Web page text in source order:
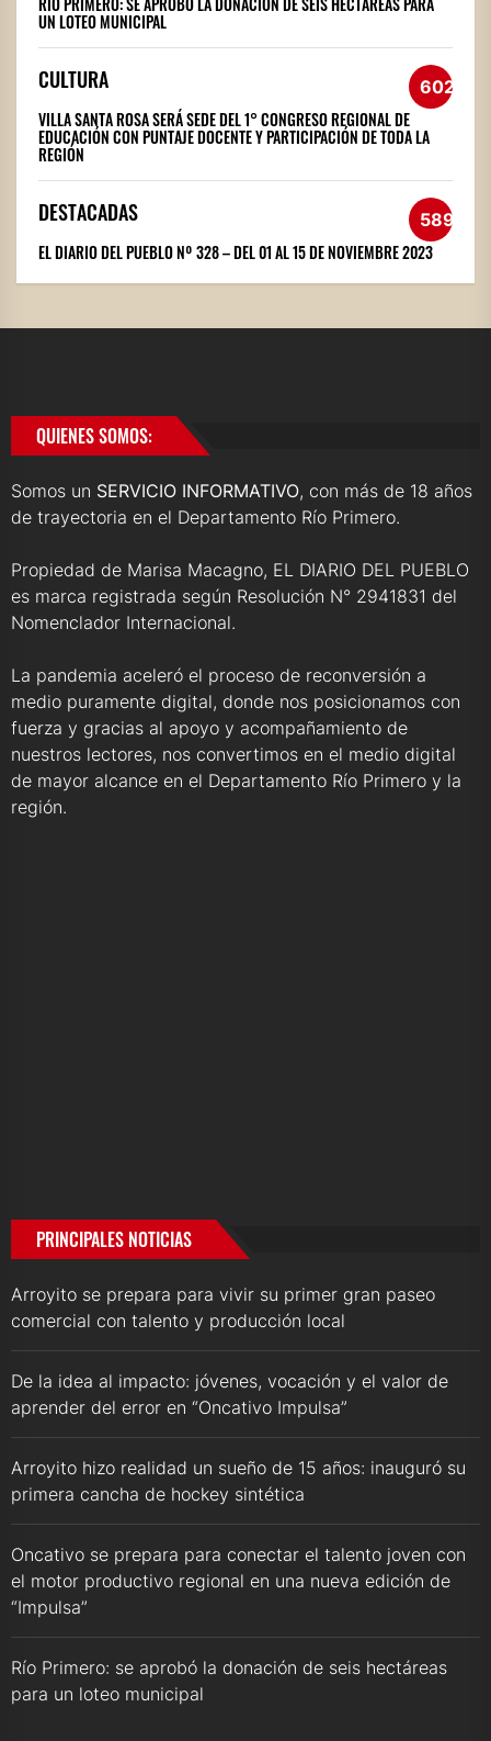
UN LOTEO MUNICIPAL
CULTURA 602
VILLA SANTA ROSA SERÁ SEDE DEL 1° CONGRESO REGIONAL DE
EDUCACIÓN CON PUNTAJE DOCENTE Y PARTICIPACIÓN DE TODA LA
REGIÓN
DESTACADAS 589
EL DIARIO DEL PUEBLO Nº 328 – DEL 01 AL 15 DE NOVIEMBRE 2023
QUIENES SOMOS:
Somos un SERVICIO INFORMATIVO, con más de 18 años
de trayectoria en el Departamento Río Primero.
Propiedad de Marisa Macagno, EL DIARIO DEL PUEBLO
es marca registrada según Resolución N° 2941831 del
Nomenclador Internacional.
La pandemia aceleró el proceso de reconversión a
medio puramente digital, donde nos posicionamos con
fuerza y gracias al apoyo y acompañamiento de
nuestros lectores, nos convertimos en el medio digital
de mayor alcance en el Departamento Río Primero y la
región.
PRINCIPALES NOTICIAS
Arroyito se prepara para vivir su primer gran paseo
comercial con talento y producción local
De la idea al impacto: jóvenes, vocación y el valor de
aprender del error en “Oncativo Impulsa”
Arroyito hizo realidad un sueño de 15 años: inauguró su
primera cancha de hockey sintética
Oncativo se prepara para conectar el talento joven con
el motor productivo regional en una nueva edición de
“Impulsa”
Río Primero: se aprobó la donación de seis hectáreas
para un loteo municipal